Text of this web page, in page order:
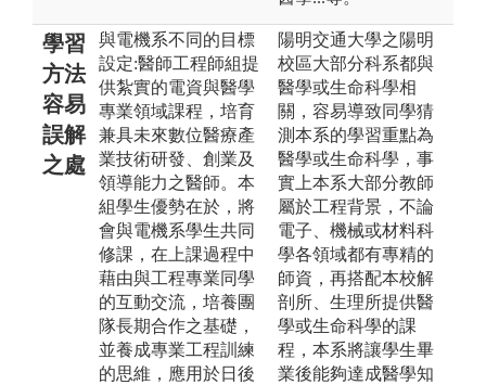
學習
方法
容易
誤解
之處
與電機系不同的目標
設定:醫師工程師組提
供紮實的電資與醫學
專業領域課程，培育
兼具未來數位醫療產
業技術研發、創業及
領導能力之醫師。本
組學生優勢在於，將
會與電機系學生共同
修課，在上課過程中
藉由與工程專業同學
的互動交流，培養團
隊長期合作之基礎，
並養成專業工程訓練
的思維，應用於日後
陽明交通大學之陽明
校區大部分科系都與
醫學或生命科學相
關，容易導致同學猜
測本系的學習重點為
醫學或生命科學，事
實上本系大部分教師
屬於工程背景，不論
電子、機械或材料科
學各領域都有專精的
師資，再搭配本校解
剖所、生理所提供醫
學或生命科學的課
程，本系將讓學生畢
業後能夠達成醫學知